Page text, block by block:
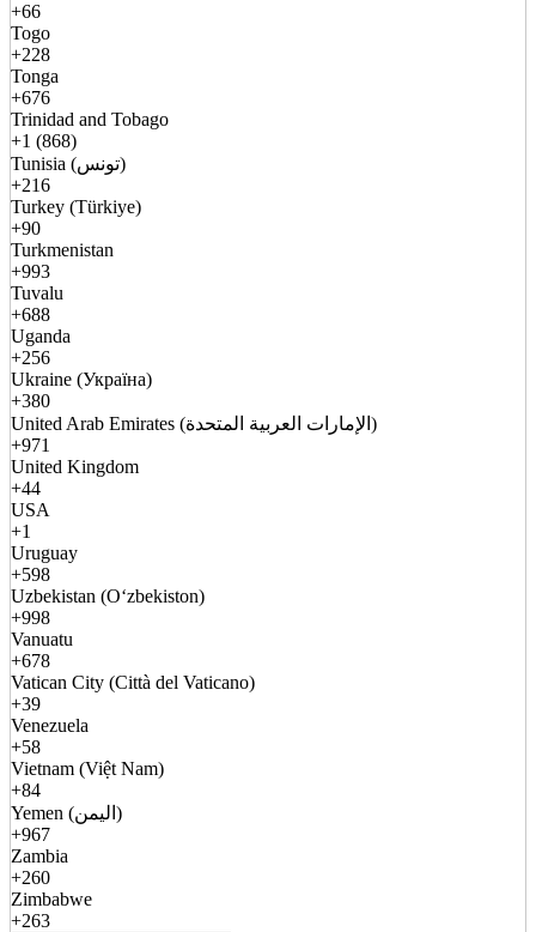
+66
Togo
+228
Tonga
+676
Trinidad and Tobago
+1 (868)
Tunisia (تونس)
+216
Turkey (Türkiye)
+90
Turkmenistan
+993
Tuvalu
+688
Uganda
+256
Ukraine (Україна)
+380
United Arab Emirates (الإمارات العربية المتحدة)
+971
United Kingdom
+44
USA
+1
Uruguay
+598
Uzbekistan (Oʻzbekiston)
+998
Vanuatu
+678
Vatican City (Città del Vaticano)
+39
Venezuela
+58
Vietnam (Việt Nam)
+84
Yemen (اليمن)
+967
Zambia
+260
Zimbabwe
+263